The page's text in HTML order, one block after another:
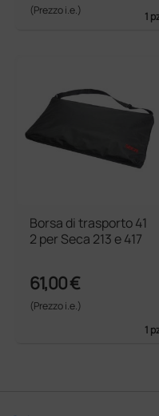
(Prezzo i.e.) 1
Borsa di trasporto 41
2 per Seca 213 e 417
61,00 €
(Prezzo i.e.)
1